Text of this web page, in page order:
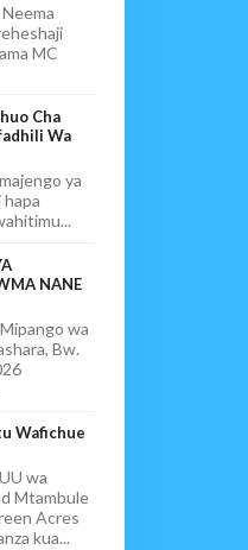
MC
Cha
Wa
ya
NANE
wa
Bw.
Wafichue
wa
Mtambule
Acres
kua...